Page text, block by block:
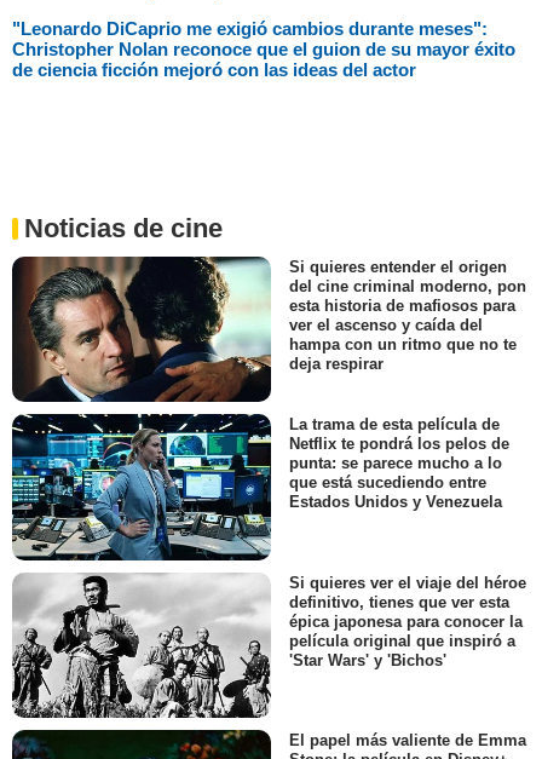
"Leonardo DiCaprio me exigió cambios durante meses":
Christopher Nolan reconoce que el guion de su mayor éxito
de ciencia ficción mejoró con las ideas del actor
Noticias de cine
Si quieres entender el origen
del cine criminal moderno, pon
esta historia de mafiosos para
ver el ascenso y caída del
hampa con un ritmo que no te
deja respirar
La trama de esta película de
Netflix te pondrá los pelos de
punta: se parece mucho a lo
que está sucediendo entre
Estados Unidos y Venezuela
Si quieres ver el viaje del héroe
definitivo, tienes que ver esta
épica japonesa para conocer la
película original que inspiró a
'Star Wars' y 'Bichos'
El papel más valiente de Emma